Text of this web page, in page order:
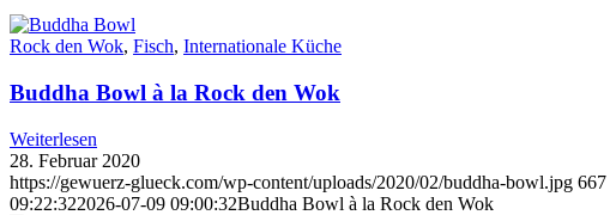
Rock den Wok, Fisch, Internationale Küche
Buddha Bowl à la Rock den Wok
Weiterlesen
28. Februar 2020
https://gewuerz-glueck.com/wp-content/uploads/2020/02/buddha-bowl.jpg 667
09:22:322026-07-09 09:00:32Buddha Bowl à la Rock den Wok